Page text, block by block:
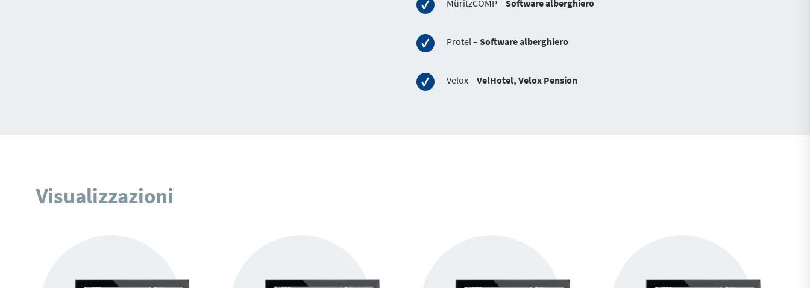
MüritzCOMP –Software alberghiero
Protel –Software alberghiero
Velox –VelHotel, Velox Pension
Visualizzazioni